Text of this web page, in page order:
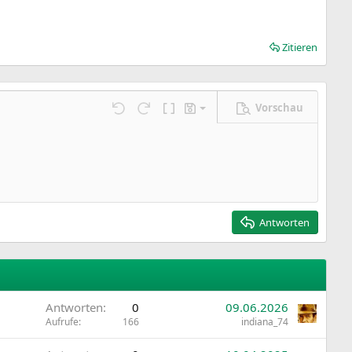
Zitieren
Rückgängig
Wiederholen
BBCode umschalten
Entwürfe
Entwurf speichern
Vorschau
Antworten
Antworten 0
Aufrufe 166
09.06.2026
indiana_74